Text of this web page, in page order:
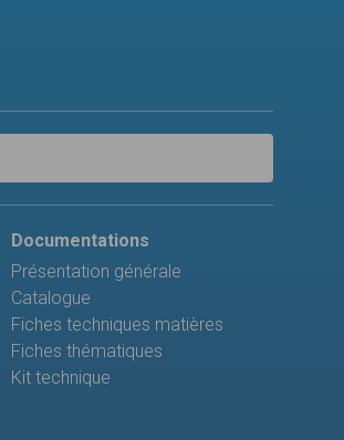
Documentations
Présentation générale
Catalogue
Fiches techniques matières
Fiches thématiques
Kit technique